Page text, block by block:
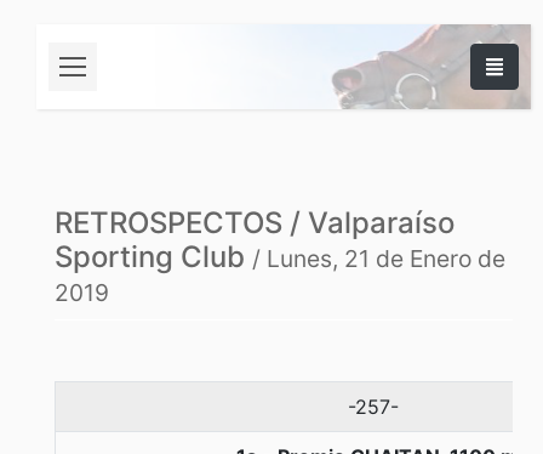
RETROSPECTOS / Valparaíso
Sporting Club / Lunes, 21 de Enero de
2019
-257-